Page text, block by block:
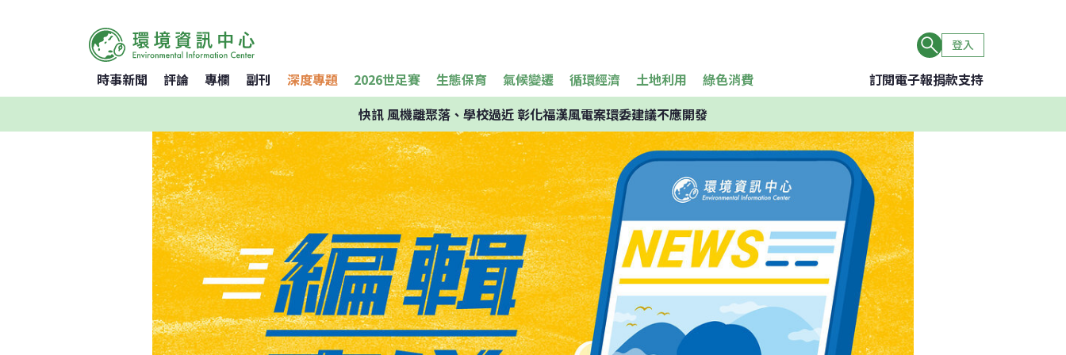
登入
時事新聞 評論 專欄 副刊 深度專題 2026世足賽 生態保育 氣候變遷 循環經濟 土地利用 綠色消費 訂閱電子報捐款支持
快訊風機離聚落、學校過近 彰化福漢風電案環委建議不應開發